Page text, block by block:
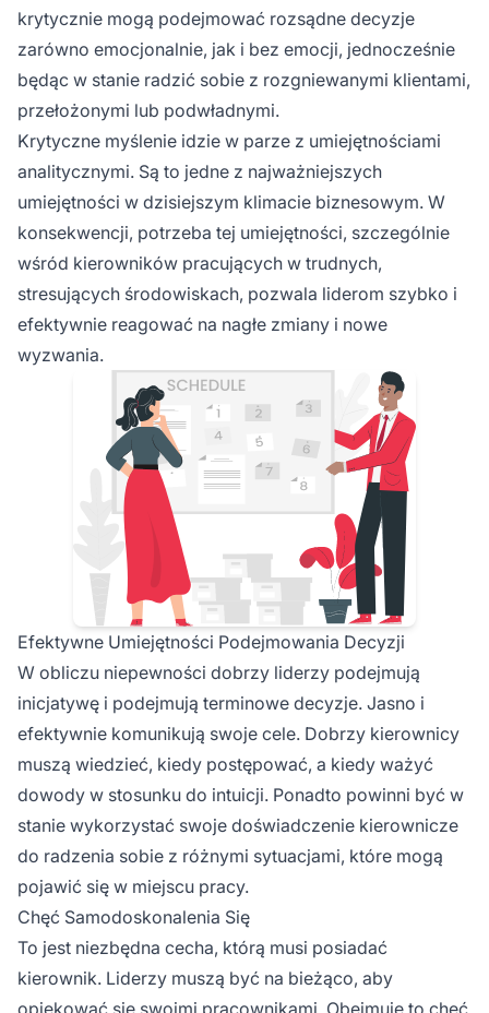
krytycznie mogą podejmować rozsądne decyzje
zarówno emocjonalnie, jak i bez emocji, jednocześnie
będąc w stanie radzić sobie z rozgniewanymi klientami,
przełożonymi lub podwładnymi.
Krytyczne myślenie idzie w parze z umiejętnościami
analitycznymi. Są to jedne z najważniejszych
umiejętności w dzisiejszym klimacie biznesowym. W
konsekwencji, potrzeba tej umiejętności, szczególnie
wśród kierowników pracujących w trudnych,
stresujących środowiskach, pozwala liderom szybko i
efektywnie reagować na nagłe zmiany i nowe
wyzwania.
Efektywne Umiejętności Podejmowania Decyzji
W obliczu niepewności dobrzy liderzy podejmują
inicjatywę i podejmują terminowe decyzje. Jasno i
efektywnie komunikują swoje cele. Dobrzy kierownicy
muszą wiedzieć, kiedy postępować, a kiedy ważyć
dowody w stosunku do intuicji. Ponadto powinni być w
stanie wykorzystać swoje doświadczenie kierownicze
do radzenia sobie z różnymi sytuacjami, które mogą
pojawić się w miejscu pracy.
Chęć Samodoskonalenia Się
To jest niezbędna cecha, którą musi posiadać
kierownik. Liderzy muszą być na bieżąco, aby
opiekować się swoimi pracownikami. Obejmuje to chęć